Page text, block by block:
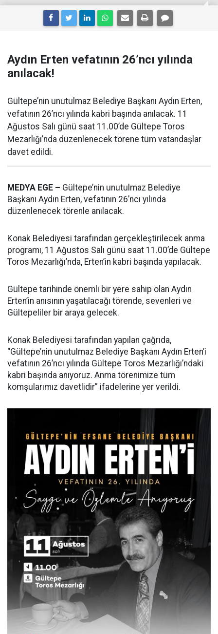
Aydın Erten vefatının 26’ncı yılında
anılacak!
Gültepe’nin unutulmaz Belediye Başkanı Aydın Erten,
vefatının 26’ncı yılında kabri başında anılacak. 11
Ağustos Salı günü saat 11.00’de Gültepe Toros
Mezarlığı’nda düzenlenecek törene tüm vatandaşlar
davet edildi.
MEDYA EGE – Gültepe’nin unutulmaz Belediye
Başkanı Aydın Erten, vefatının 26’ncı yılında
düzenlenecek törenle anılacak.
Konak Belediyesi tarafından gerçekleştirilecek anma
programı, 11 Ağustos Salı günü saat 11.00’de Gültepe
Toros Mezarlığı’nda, Erten’in kabri başında yapılacak.
Gültepe tarihinde önemli bir yere sahip olan Aydın
Erten’in anısının yaşatılacağı törende, sevenleri ve
Gültepeliler bir araya gelecek.
Konak Belediyesi tarafından yapılan çağrıda,
“Gültepe’nin unutulmaz Belediye Başkanı Aydın Erten’i
vefatının 26’ncı yılında Gültepe Toros Mezarlığı’ndaki
kabri başında anıyoruz. Anma törenimize tüm
komşularımız davetlidir” ifadelerine yer verildi.